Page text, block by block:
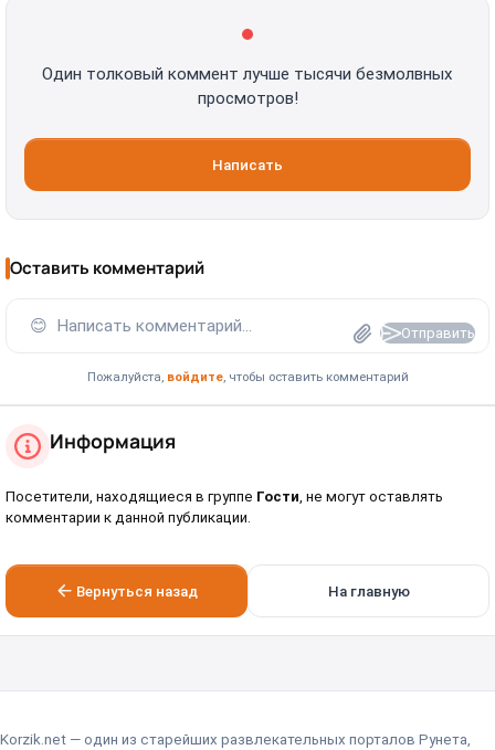
Один толковый коммент лучше тысячи безмолвных
просмотров!
Написать
Оставить комментарий
😊 Написать комментарий... Отправить
Пожалуйста, войдите, чтобы оставить комментарий
Информация
Посетители, находящиеся в группе Гости, не могут оставлять
комментарии к данной публикации.
Вернуться назад На главную
Korzik.net — один из старейших развлекательных порталов Рунета,